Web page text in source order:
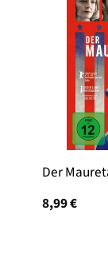
Der
8,99€